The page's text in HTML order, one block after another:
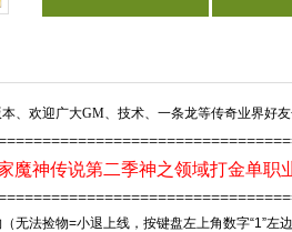
、欢迎广大GM、技术、一条龙等传奇业界好
魔神传说第二季神之领域打金单
无法捡物=小退上线，按键盘左上角数字“1”左